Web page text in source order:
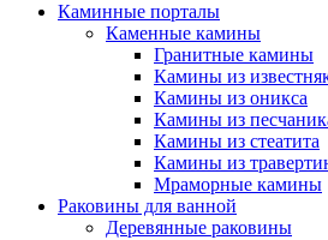
Каминные порталы
Каменные камины
Гранитные камины
Камины из
Камины из оникса
Камины из
Камины из стеатита
Камины из
Мраморные камины
Раковины для ванной
Деревянные раковины